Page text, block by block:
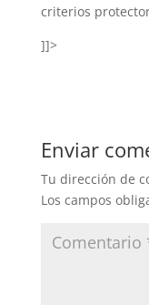
criterios
]]>
Enviar
Tu dirección de
Los campos